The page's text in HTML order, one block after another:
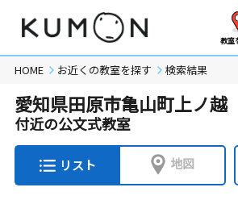
教室
HOME お近くの教室を探す 検索結果
愛知県田原市亀山町上ノ越
付近の公文式教室
リスト 地図